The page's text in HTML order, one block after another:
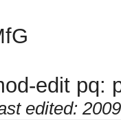
edit pq:
edited: